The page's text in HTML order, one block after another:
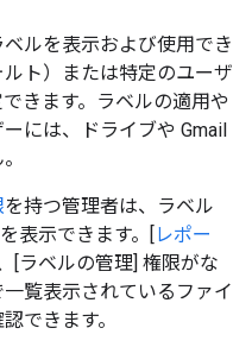
ルを表示および使用でき
ト）または特定のユーザ
きます。ラベルの適用や
には、ドライブや Gmail
を持つ管理者は、ラベル
表示できます。[レポー
[ラベルの管理] 権限がな
覧表示されているファイ
できます。